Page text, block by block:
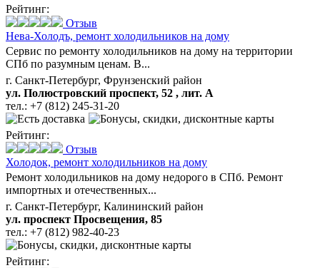
Рейтинг:
Отзыв
Нева-Холодъ, ремонт холодильников на дому
Сервис по ремонту холодильников на дому на территории
СПб по разумным ценам. В...
г. Санкт-Петербург, Фрунзенский район
ул. Полюстровский проспект, 52 , лит. А
тел.: +7 (812) 245-31-20
Рейтинг:
Отзыв
Холодок, ремонт холодильников на дому
Ремонт холодильников на дому недорого в СПб. Ремонт
импортных и отечественных...
г. Санкт-Петербург, Калининский район
ул. проспект Просвещения, 85
тел.: +7 (812) 982-40-23
Рейтинг: